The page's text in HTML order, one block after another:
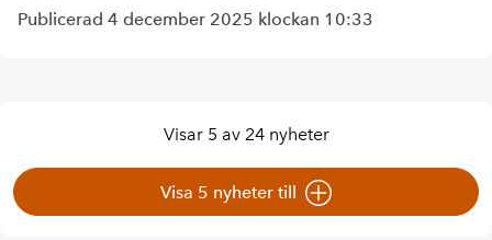
Publicerad 4 december 2025 klockan 10:33
Visar 5 av 24 nyheter
Visa 5 nyheter till